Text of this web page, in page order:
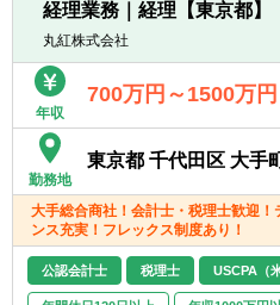
での在宅勤務
・20代の管理
・時差出勤可能
テレワーク：1
■職種について
変更の範囲：
ます。
国内グループ
いただく。
■企業におけ
や、Global連
COVID-19に
たなリスクな
企業における
査部門に対す
ことから、内
経理業務｜経理【東京都】
丸紅株式会社
年収
700万円～1500万円
勤務地
東京都 千代田区 大手
大手総合商社！会計士・税理士歓迎
ンス充実！フレックス制度あり！
公認会計士 税理士 USCPA（